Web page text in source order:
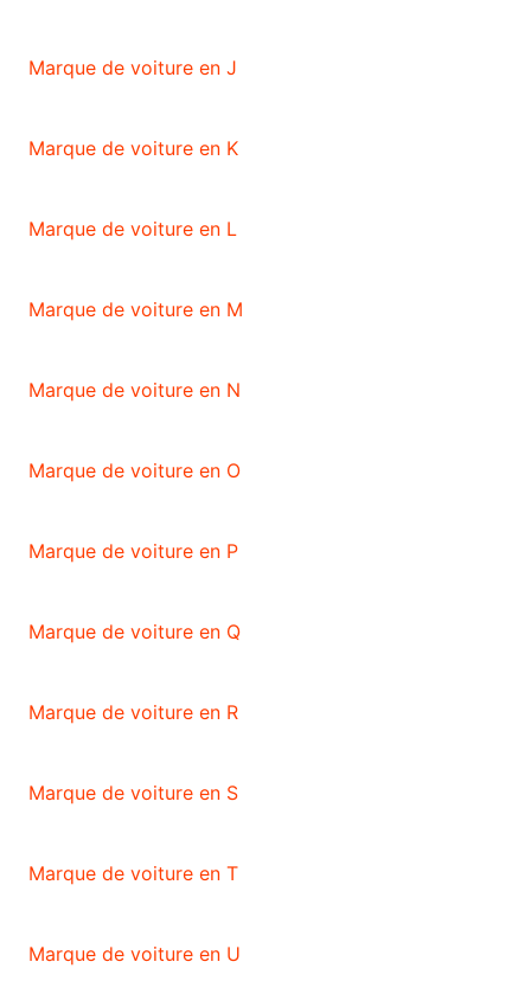
Marque de voiture en J
Marque de voiture en K
Marque de voiture en L
Marque de voiture en M
Marque de voiture en N
Marque de voiture en O
Marque de voiture en P
Marque de voiture en Q
Marque de voiture en R
Marque de voiture en S
Marque de voiture en T
Marque de voiture en U